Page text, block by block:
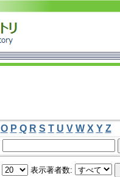
O P Q R S T U V W X Y Z
表示著者数: